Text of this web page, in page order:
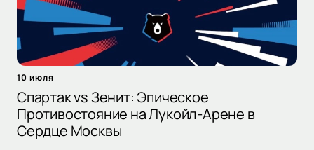
10 июля
Спартак vs Зенит: Эпическое
Противостояние на Лукойл-Арене в
Сердце Москвы